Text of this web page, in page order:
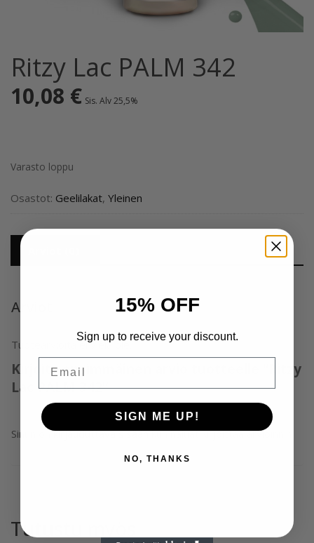
Ritzy Lac PALM 342
10,08 € Sis. Alv 25,5%
Varasto loppu
Osastot: Geelilakat, Yleinen
Arviot
Tuotearvioita ei vielä ole.
Kirjoita ensimmäinen arvio tuotteelle “Ritzy
Lac PALM 342”
Sinun onkirjauduttava sisäänkun haluat kirjoittaa arvioinnin.
Tutustu myös
15% OFF
Sign up to receive your discount.
SIGN ME UP!
NO, THANKS